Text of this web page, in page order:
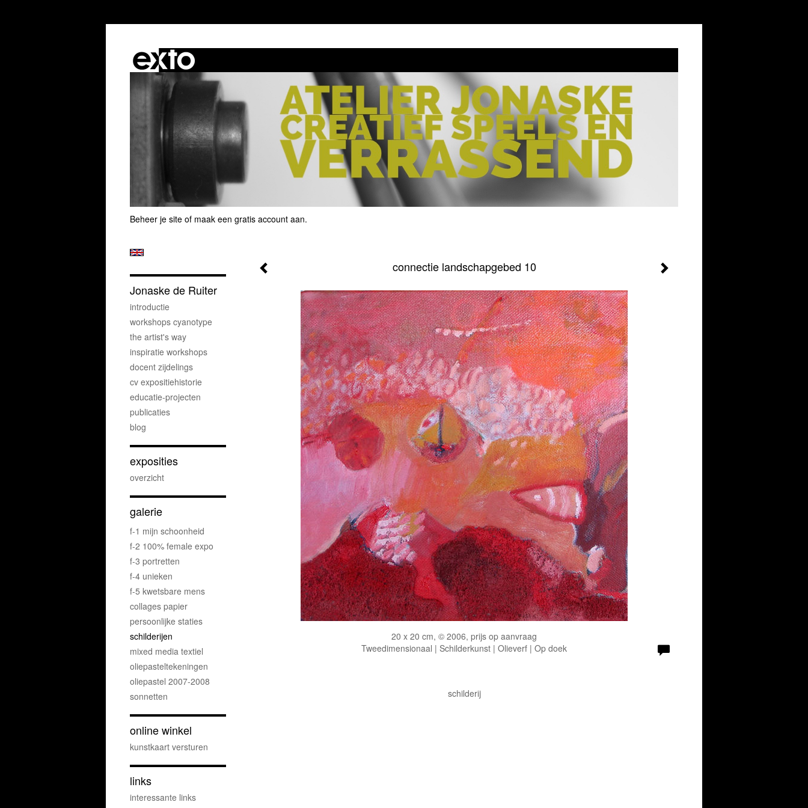
Beheer je site of maak een gratis account aan.
connectie landschapgebed 10
20 x 20 cm, © 2006, prijs op aanvraag
Tweedimensionaal | Schilderkunst | Olieverf | Op doek
schilderij
Jonaske de Ruiter
introductie
workshops cyanotype
the artist's way
inspiratie workshops
docent zijdelings
cv expositiehistorie
educatie-projecten
publicaties
blog
exposities
overzicht
galerie
f-1 mijn schoonheid
f-2 100% female expo
f-3 portretten
f-4 unieken
f-5 kwetsbare mens
collages papier
persoonlijke staties
schilderijen
mixed media textiel
oliepasteltekeningen
oliepastel 2007-2008
sonnetten
online winkel
kunstkaart versturen
links
interessante links